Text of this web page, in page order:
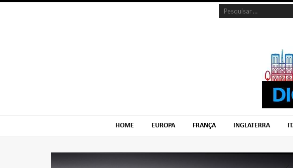
HOME EUROPA FRANÇA INGLATERRA